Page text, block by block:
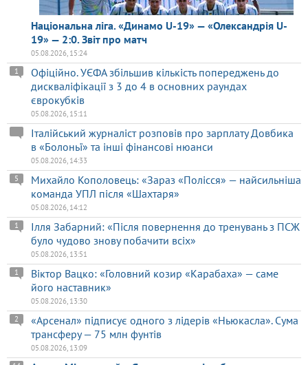
Національна ліга. «Динамо U-19» — «Олександрія U-
19» — 2:0. Звіт про матч
05.08.2026, 15:24
Офіційно. УЄФА збільшив кількість попереджень до
дискваліфікації з 3 до 4 в основних раундах
єврокубків
1
05.08.2026, 15:11
Італійський журналіст розповів про зарплату Довбика
в «Болоньї» та інші фінансові нюанси
05.08.2026, 14:33
Михайло Кополовець: «Зараз «Полісся» — найсильніша
команда УПЛ після «Шахтаря»
5
05.08.2026, 14:12
Ілля Забарний: «Після повернення до тренувань з ПСЖ
було чудово знову побачити всіх»
1
05.08.2026, 13:51
Віктор Вацко: «Головний козир «Карабаха» — саме
його наставник»
1
05.08.2026, 13:30
«Арсенал» підписує одного з лідерів «Ньюкасла». Сума
трансферу — 75 млн фунтів
2
05.08.2026, 13:09